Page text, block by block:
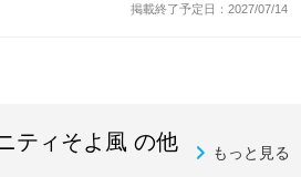
掲載終了予定日：2027/07/14
ティそよ風 の他
もっと見る